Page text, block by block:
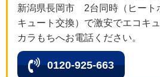
新潟県長岡市 2台同時（ヒート
キュート交換）で激安でエコキ
カラもちへお電話ください。
0120-925-663